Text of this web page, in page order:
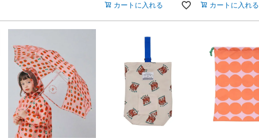
カートに入れる カートに入れる